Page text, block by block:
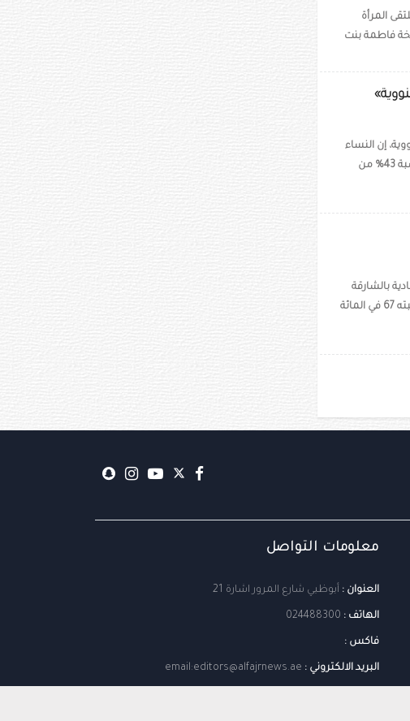
المرأة
فاطمة بنت
إن النساء
يستحوذن حوالي 44% من إجمالي القوى العاملة في الهيئة، فيما يستحوذن على نسبة 43% من
بالشارقة
تسجيل 214 مشروعا جديدا خلال العام 2021 . استحوذت مدينة الشارقة على ما نسبته 67 في المائة
معلومات التواصل
العنوان : أبوظبي شارع المرور اشارة 21
الهاتف : 024488300
فاكس :
البريد الالكتروني : email:editors@alfajrnews.ae